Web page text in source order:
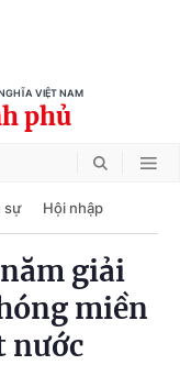
VIỆT NAM
phủ
sự Hội nhập
giải
miền
nước